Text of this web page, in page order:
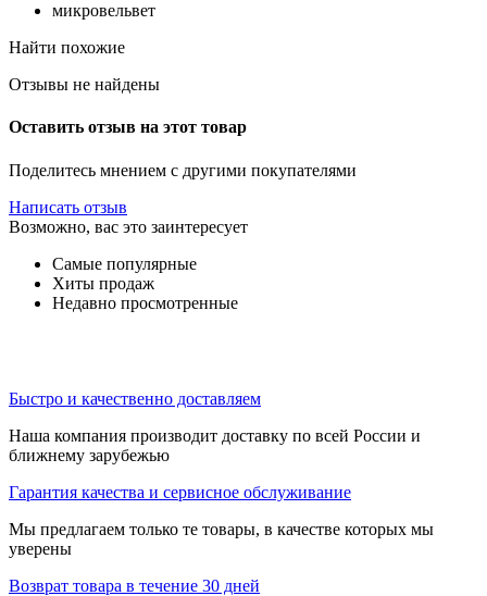
микровельвет
Найти похожие
Отзывы не найдены
Оставить отзыв на этот товар
Поделитесь мнением с другими покупателями
Написать отзыв
Возможно, вас это заинтересует
Самые популярные
Хиты продаж
Недавно просмотренные
Быстро и качественно доставляем
Наша компания производит доставку по всей России и
ближнему зарубежью
Гарантия качества и сервисное обслуживание
Мы предлагаем только те товары, в качестве которых мы
уверены
Возврат товара в течение 30 дней